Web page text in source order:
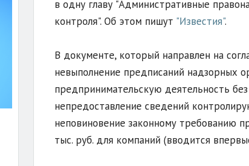
в одну главу "Административные
контроля". Об этом пишут "Известия".
В документе, который направлен на
невыполнение предписаний надзорных
предпринимательскую деятельность
непредоставление сведений
неповиновение законному требованию
тыс. руб. для компаний (вводится